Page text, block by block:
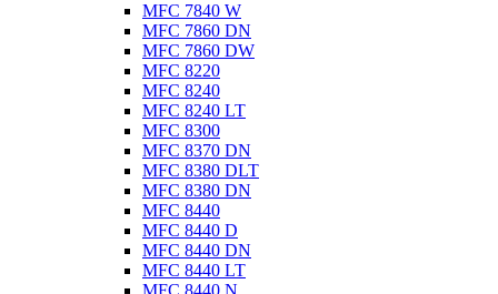
MFC 7840 W
MFC 7860 DN
MFC 7860 DW
MFC 8220
MFC 8240
MFC 8240 LT
MFC 8300
MFC 8370 DN
MFC 8380 DLT
MFC 8380 DN
MFC 8440
MFC 8440 D
MFC 8440 DN
MFC 8440 LT
MFC 8440 N